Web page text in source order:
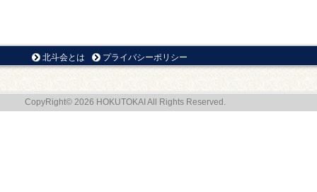
北斗会とは プライバシーポリシー
CopyRight© 2026 HOKUTOKAI All Rights Reserved.